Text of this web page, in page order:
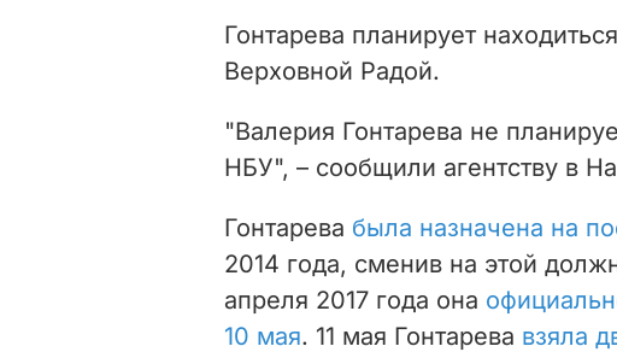
Гонтарева планирует
Верховной Радой.
"Валерия Гонтарева не
НБУ", – сообщили агентству в
Гонтарева была назначена на
2014 года, сменив на этой
апреля 2017 года она
10 мая. 11 мая Гонтарева взяла